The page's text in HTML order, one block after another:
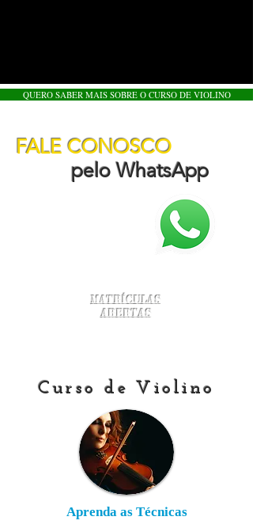
QUERO SABER MAIS SOBRE O CURSO DE VIOLINO
FALE CONOSCO
pelo WhatsApp
Matrículas
Abertas
Curso de Violino
Aprenda as Técnicas